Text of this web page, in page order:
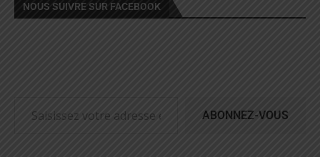
NOUS SUIVRE SUR FACEBOOK
ABONNEZ-VOUS